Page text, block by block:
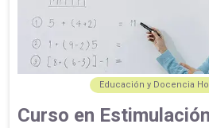
Educación y Docencia
Curso en Estimulación